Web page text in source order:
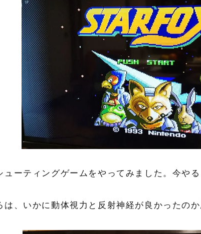
ューティングゲームをやってみました。今やる
は、いかに動体視力と反射神経が良かったのか